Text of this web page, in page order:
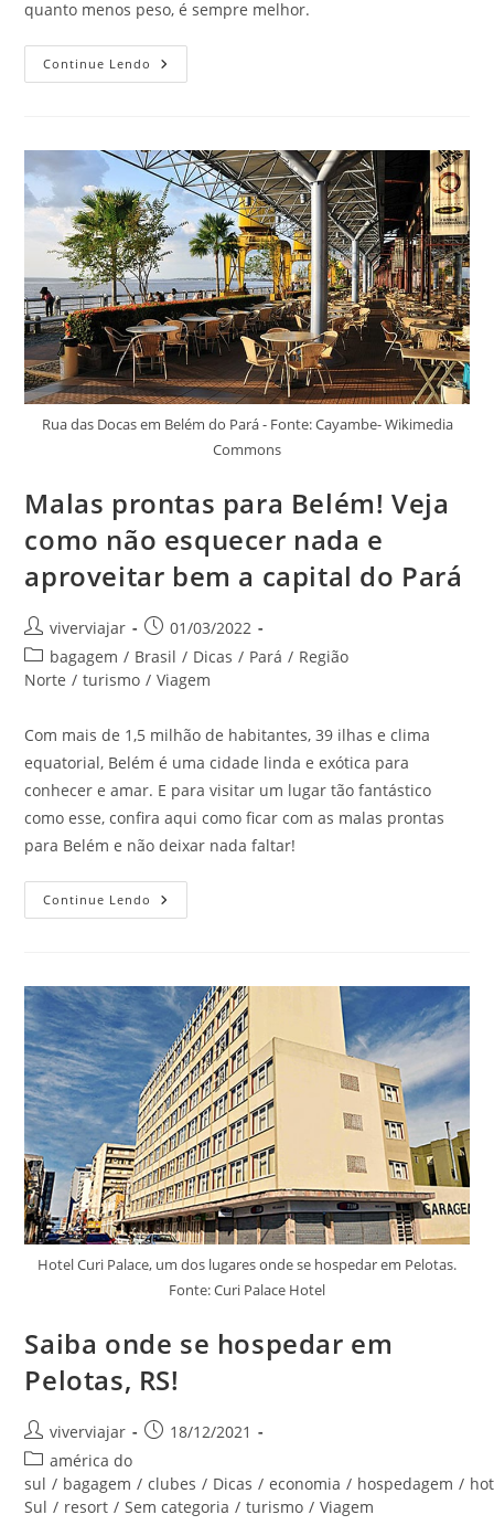
quanto menos peso, é sempre melhor.
Continue Lendo Como
Aproveitar
O
Lugar
Mágico
Que
Encanta
Visitantes
De
Todo
O
Mundo
Rua das Docas em Belém do Pará - Fonte: Cayambe- Wikimedia
Commons
Malas prontas para Belém! Veja
como não esquecer nada e
aproveitar bem a capital do Pará
Autor
do
post:
viverviajar
Post
publicado:
01/03/2022
Categoria
do
bagagem / Brasil / Dicas / Pará / Região
Norte / turismo / Viagem
Com mais de 1,5 milhão de habitantes, 39 ilhas e clima
equatorial, Belém é uma cidade linda e exótica para
conhecer e amar. E para visitar um lugar tão fantástico
como esse, confira aqui como ficar com as malas prontas
para Belém e não deixar nada faltar!
Continue Lendo Malas
Prontas
Não
Esquecer
Nada
E
Aproveitar
Bem
A
Capital
Do
Pará
Hotel Curi Palace, um dos lugares onde se hospedar em Pelotas.
Fonte: Curi Palace Hotel
Saiba onde se hospedar em
Pelotas, RS!
Autor
do
post:
viverviajar
Post18/12/2021
Categoria
do
post:
américa do
sul / bagagem / clubes / Dicas / economia / hospedagem /
Sul / resort / Sem categoria / turismo / Viagem